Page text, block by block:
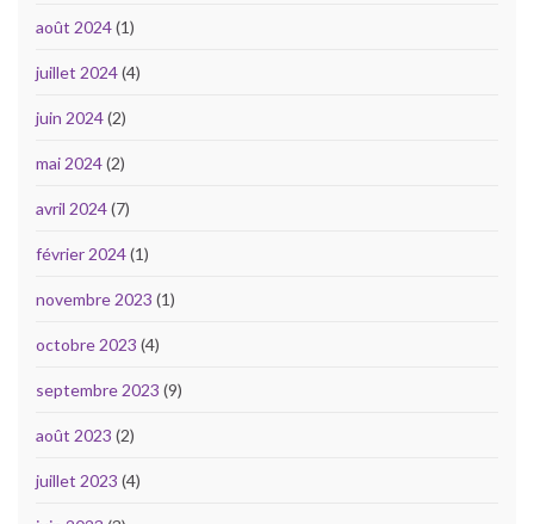
août 2024(1)
juillet 2024(4)
juin 2024(2)
mai 2024(2)
avril 2024(7)
février 2024(1)
novembre 2023 (1)
octobre 2023 (4)
septembre 2023 (9)
août 2023 (2)
juillet 2023 (4)